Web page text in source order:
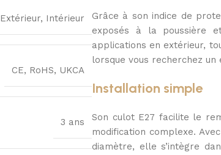
Extérieur, Intérieur
CE, RoHS, UKCA
3 ans
Grâce à son indice de
exposés à la poussière
applications en extérieur,
lorsque vous recherchez un
Installation simple
Son culot E27 facilite le
modification complexe.
diamètre, elle s’intègre